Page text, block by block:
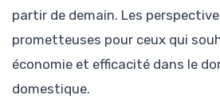
partir de demain. Les
prometteuses pour ceux qui
économie et efficacité dans le
domestique.